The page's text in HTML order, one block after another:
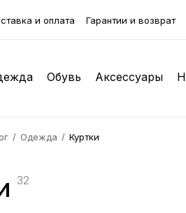
и оплата Гарантии и возврат
Обувь Аксессуары
Одежда Куртки
32